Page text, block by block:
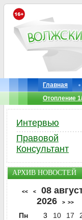
Главная
Отопление
Интервью
Правовой
Консультант
АРХИВ НОВОСТЕЙ
<< <
08
2026
> >>
Пн 3 10 17